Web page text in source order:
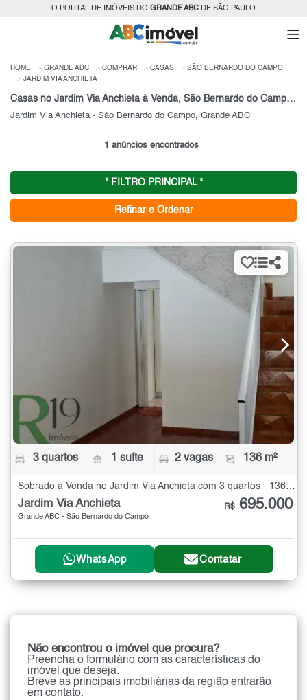
O PORTAL DE IMÓVEIS DO GRANDE ABC DE SÃO PAULO
HOME GRANDE ABC COMPRAR CASAS
SÃO BERNARDO DO CAMPO
JARDIM VIA ANCHIETA
Casas no Jardim Via Anchieta à Venda, São Bernardo do Campo, SP
Jardim Via Anchieta - São Bernardo do Campo, Grande ABC
1 anúncios encontrados
* FILTRO PRINCIPAL *
Refinar e Ordenar
3 quartos 1 suíte 2 vagas 136 m²
Sobrado à Venda no Jardim Via Anchieta com 3 quartos - 136 m²
Jardim Via Anchieta
Grande ABC - São Bernardo do Campo
R$ 695.000
WhatsApp Contatar
Não encontrou o imóvel que procura?
Preencha o formulário com as características do
imóvel que deseja.
Breve as principais imobiliárias da região entrarão
em contato.